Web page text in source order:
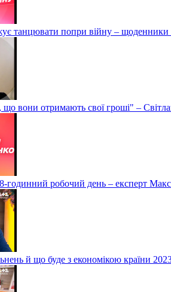
танцювати попри війну – щоденники
що вони отримають свої гроші" –
годинний робочий день – експерт
й що буде з економікою країни